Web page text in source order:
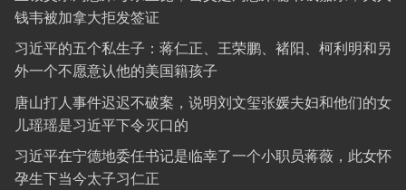
钱韦被加拿大拒发签证
习近平的五个私生子：蒋仁正、王荣鹏、褚阳、柯利明和另
外一个不愿意认他的美国籍孩子
唐山打人事件迟迟不破案，说明刘文玺张媛夫妇和他们的女
儿瑶瑶是习近平下令灭口的
习近平在宁德地委任书记是临幸了一个小职员蒋薇，此女怀
孕生下当今太子习仁正